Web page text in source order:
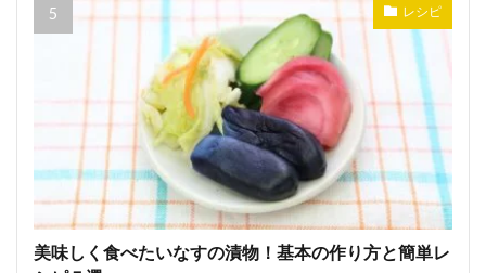
レシピ
美味しく食べたいなすの漬物！基本の作り方と簡単レ